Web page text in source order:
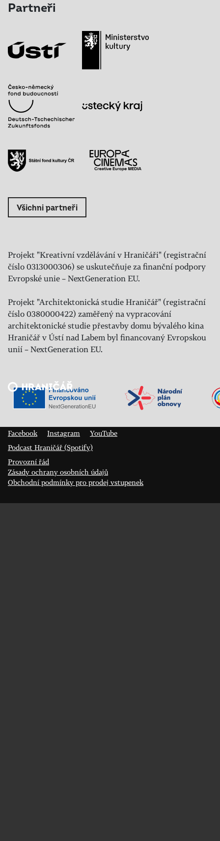
Partneři
Všichni partneři
Projekt "Kreativní vzdělávání v Hraničáři" (registrační
číslo 0313000306) se uskutečňuje za finanční podpory
Evropské unie – NextGeneration EU.
Projekt "Architektonická studie Hraničář" (registrační
číslo 0380000422) zaměřený na vypracování
architektonické studie přestavby domu bývalého kina
Hraničář v Ústí nad Labem byl financovaný Evropskou
unií – NextGeneration EU.
Veřejný sál Hraničář, spolek
Facebook
Instagram
YouTube
Podcast Hraničář (Spotify)
Provozní řád
Zásady ochrany osobních údajů
Obchodní podmínky pro prodej vstupenek